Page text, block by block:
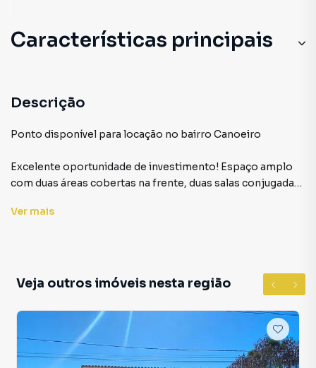
Características principais
Descrição
Ponto disponível para locação no bairro Canoeiro
Excelente oportunidade de investimento! Espaço amplo
com duas áreas cobertas na frente, duas salas conjugadas,
deseja mais informações sobre Ponto em Araçuaí? Entre
em contato com nossa equipe pelo telefone (33) 99981-
7141.
A Rede Max Imoveis tem mais opções de apartamentos,
casas residenciais e comerciais, sobrados, terrenos, lojas
Ver mais
Veja outros imóveis nesta região